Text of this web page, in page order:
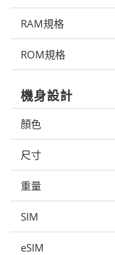
RAM規格
ROM規格
機身設計
顏色
尺寸
重量
SIM
eSIM